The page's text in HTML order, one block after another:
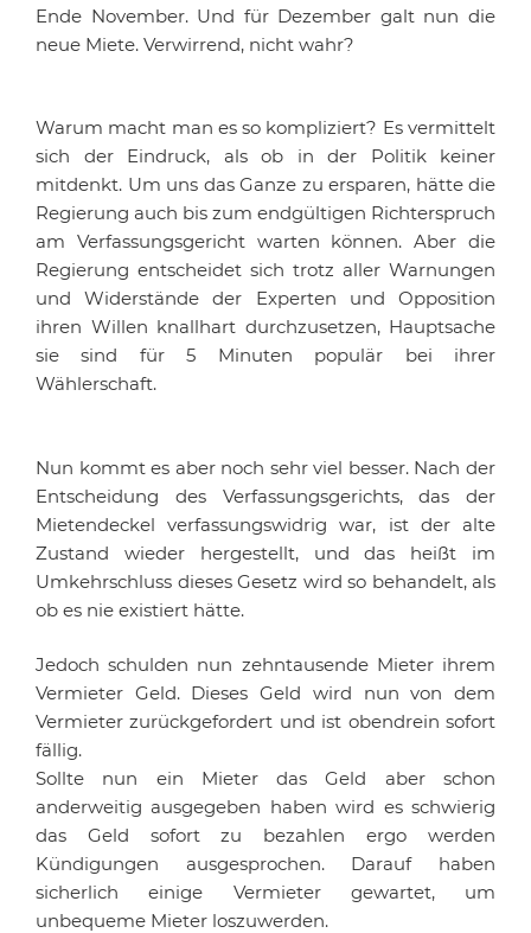
Ende November. Und für Dezember galt nun die
neue Miete. Verwirrend, nicht wahr?
Warum macht man es so kompliziert? Es vermittelt
sich der Eindruck, als ob in der Politik keiner
mitdenkt. Um uns das Ganze zu ersparen, hätte die
Regierung auch bis zum endgültigen Richterspruch
am Verfassungsgericht warten können. Aber die
Regierung entscheidet sich trotz aller Warnungen
und Widerstände der Experten und Opposition
ihren Willen knallhart durchzusetzen, Hauptsache
sie sind für 5 Minuten populär bei ihrer
Wählerschaft.
Nun kommt es aber noch sehr viel besser. Nach der
Entscheidung des Verfassungsgerichts, das der
Mietendeckel verfassungswidrig war, ist der alte
Zustand wieder hergestellt, und das heißt im
Umkehrschluss dieses Gesetz wird so behandelt, als
ob es nie existiert hätte.
Jedoch schulden nun zehntausende Mieter ihrem
Vermieter Geld. Dieses Geld wird nun von dem
Vermieter zurückgefordert und ist obendrein sofort
fällig.
Sollte nun ein Mieter das Geld aber schon
anderweitig ausgegeben haben wird es schwierig
das Geld sofort zu bezahlen ergo werden
Kündigungen ausgesprochen. Darauf haben
sicherlich einige Vermieter gewartet, um
unbequeme Mieter loszuwerden.